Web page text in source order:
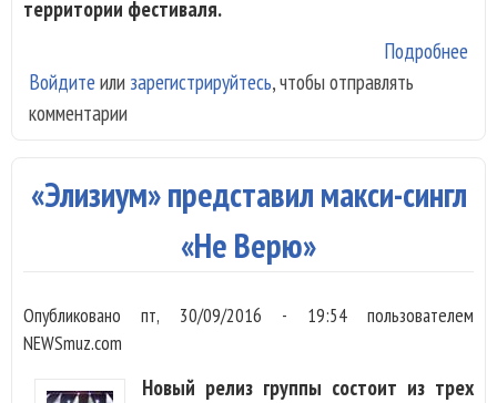
территории фестиваля.
Подробнее
Войдите или зарегистрируйтесь, чтобы отправлять
комментарии
«Элизиум» представил макси-сингл
«Не Верю»
Опубликованопт, 30/09/2016 - 19:54пользователем
NEWSmuz.com
Новый релиз группы состоит из трех